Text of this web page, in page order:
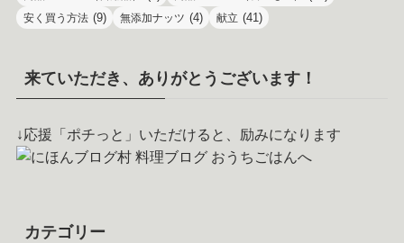
安く買う方法 (9) 無添加ナッツ (4) 献立 (41)
来ていただき、ありがとうございます！
↓応援「ポチっと」いただけると、励みになります
カテゴリー